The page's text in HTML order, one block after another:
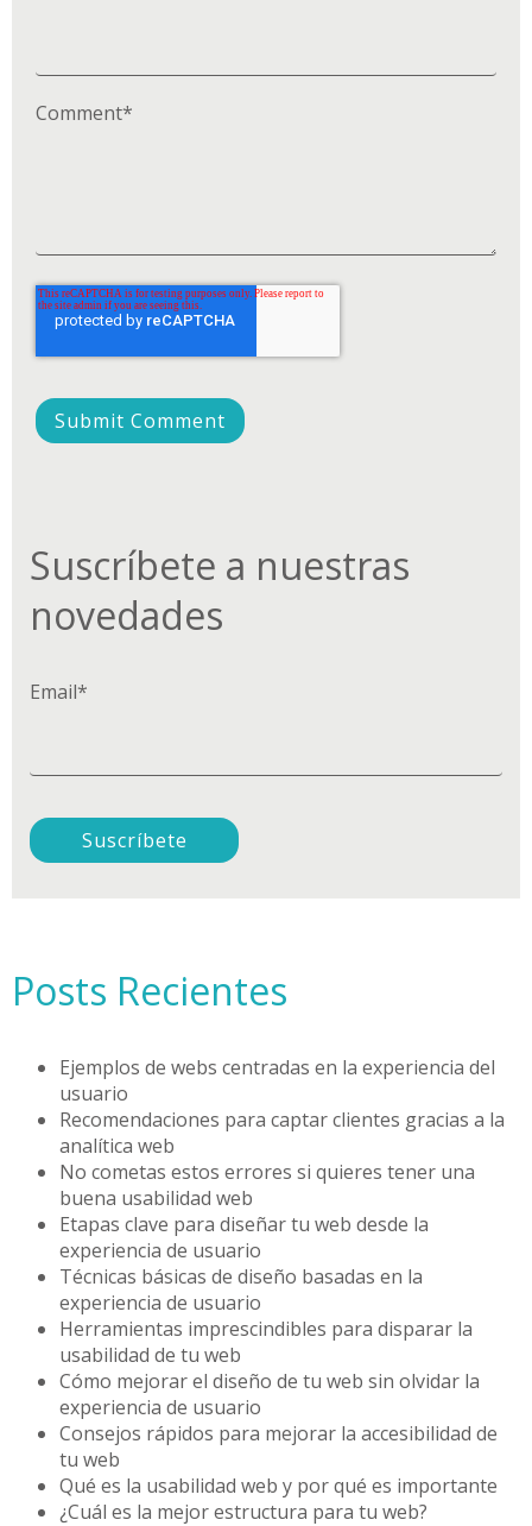
Comment*
Suscríbete a nuestras
novedades
Email*
Posts Recientes
Ejemplos de webs centradas en la experiencia del
usuario
Recomendaciones para captar clientes gracias a la
analítica web
No cometas estos errores si quieres tener una
buena usabilidad web
Etapas clave para diseñar tu web desde la
experiencia de usuario
Técnicas básicas de diseño basadas en la
experiencia de usuario
Herramientas imprescindibles para disparar la
usabilidad de tu web
Cómo mejorar el diseño de tu web sin olvidar la
experiencia de usuario
Consejos rápidos para mejorar la accesibilidad de
tu web
Qué es la usabilidad web y por qué es importante
¿Cuál es la mejor estructura para tu web?